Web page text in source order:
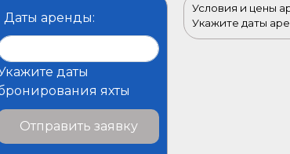
Даты аренды:
даты
яхты
Отправить заявку
Условия и цены
Укажите даты